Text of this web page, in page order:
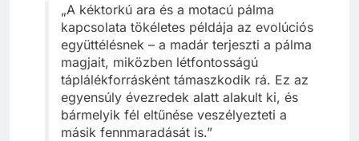
„A kéktorkú ara és a motacú pálma
kapcsolata tökéletes példája az evolúciós
együttélésnek – a madár terjeszti a pálma
magjait, miközben létfontosságú
táplálékforrásként támaszkodik rá. Ez az
egyensúly évezredek alatt alakult ki, és
bármelyik fél eltűnése veszélyezteti a
másik fennmaradását is.”